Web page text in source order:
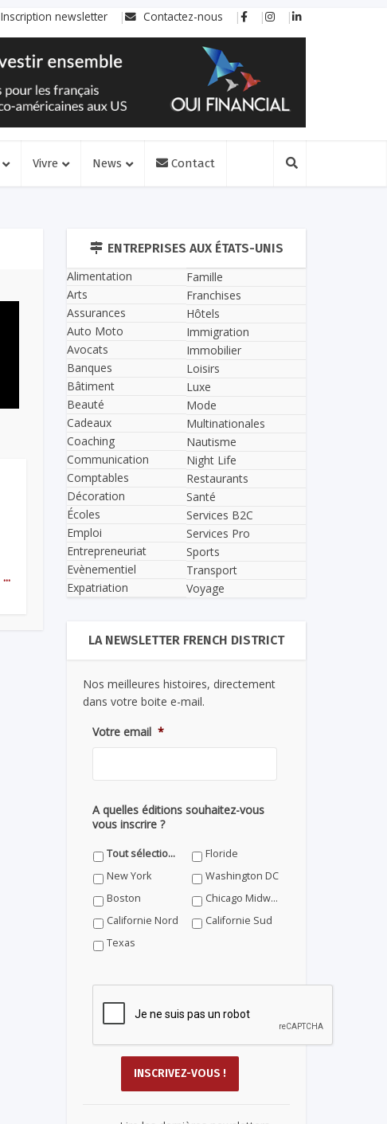
Inscription newsletter Contactez-nous
Vivre News Contact
...
ENTREPRISES AUX ÉTATS-UNIS
Alimentation
Arts
Assurances
Auto Moto
Avocats
Banques
Bâtiment
Beauté
Cadeaux
Coaching
Communication
Comptables
Décoration
Écoles
Emploi
Entrepreneuriat
Evènementiel
Expatriation
Famille
Franchises
Hôtels
Immigration
Immobilier
Loisirs
Luxe
Mode
Multinationales
Nautisme
Night Life
Restaurants
Santé
Services B2C
Services Pro
Sports
Transport
Voyage
LA NEWSLETTER FRENCH DISTRICT
Nos meilleures histoires, directement
dans votre boite e-mail.
Votre email *
A quelles éditions souhaitez-vous
vous inscrire ?
Tout sélectionner
Floride
New York
Washington DC
Boston
Chicago Midwest
Californie Nord
Californie Sud
Texas